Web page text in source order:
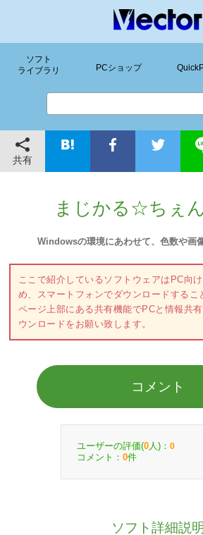
ソフト
ライブラリ
PCショップ
共有
まじかる☆ちぇ
Windowsの環境にあわせて、色数や画
ここで紹介しているソフトウェアはPC向
め、スマートフォンでダウンロードするこ
ページ上部にある共有機能でPCと情報共
ウンロードをお願い致します。
コメント
ユーザーの評価(0 人)： 0
コメント： 0件
ソフト詳細説明